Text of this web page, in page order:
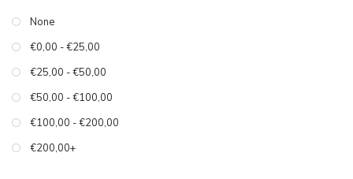
None
€0,00 - €25,00
€25,00 - €50,00
€50,00 - €100,00
€100,00 - €200,00
€200,00+